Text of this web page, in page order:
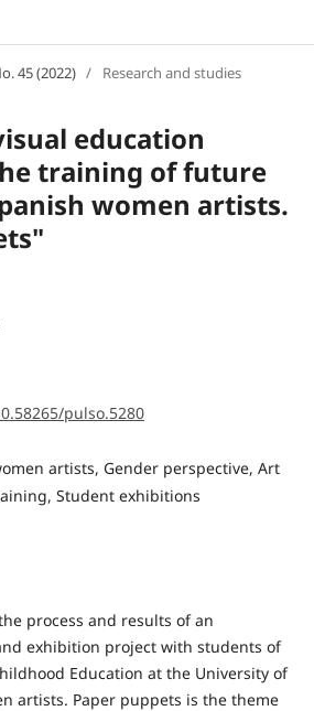
45 (2022) / Research and studies
education
training of future
women artists.
pulso.5280
artists, Gender perspective, Art
Student exhibitions
process and results of an
exhibition project with students of
Education at the University of
artists. Paper puppets is the theme